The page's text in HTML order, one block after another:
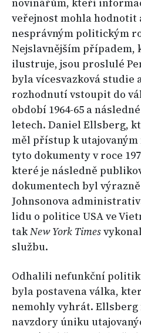
novinářům, kteří
veřejnost mohla
nesprávným politickým
Nejslavnějším případem,
ilustruje, jsou proslulé
byla vícesvazková studie
rozhodnutí vstoupit do
období 1964-65 a
letech. Daniel Ellsberg,
měl přístup k
tyto dokumenty v roce
které je následně
dokumentech byl
Johnsonova
lidu o politice USA ve
takNew York Times
službu.
Odhalili nefunkční
byla postavena válka,
nemohly vyhrát. Ellsberg
navzdory úniku